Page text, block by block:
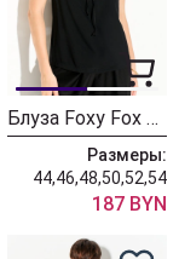
Блуза Foxy Fox 1683 черный
Размеры:
44,46,48,50,52,54
187 BYN